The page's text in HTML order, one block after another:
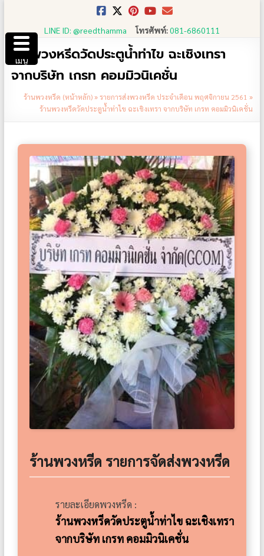
content
LINE ID: @reedthamma โทรศัพท์:081-6860111
ร้านพวงหรีดวัดประตูน้ำท่าไข ฉะเชิงเทรา
จากบริษัท เกรท คอมมิวนิเคชั่น
ร้านพวงหรีด (หน้าหลัก)»รายการส่งพวงหรีด ประจำเดือน พฤศจิกายน 2561 »
ร้านพวงหรีดวัดประตูน้ำท่าไข ฉะเชิงเทรา จากบริษัท เกรท คอมมิวนิเคชั่น
ร้านพวงหรีด รายการจัดส่งพวงหรีด
รายละเอียดพวงหรีด :
ร้านพวงหรีดวัดประตูน้ำท่าไข ฉะเชิงเทรา
จากบริษัท เกรท คอมมิวนิเคชั่น
เมนู